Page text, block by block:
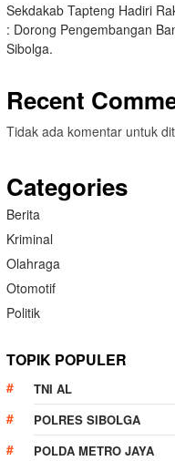
Sekdakab Tapteng Hadiri
: Dorong Pengembangan
Sibolga.
Recent
Tidak ada komentar untuk
Categories
Berita
Kriminal
Olahraga
Otomotif
Politik
TOPIK POPULER
TNI AL
POLRES SIBOLGA
POLDA METRO JAYA